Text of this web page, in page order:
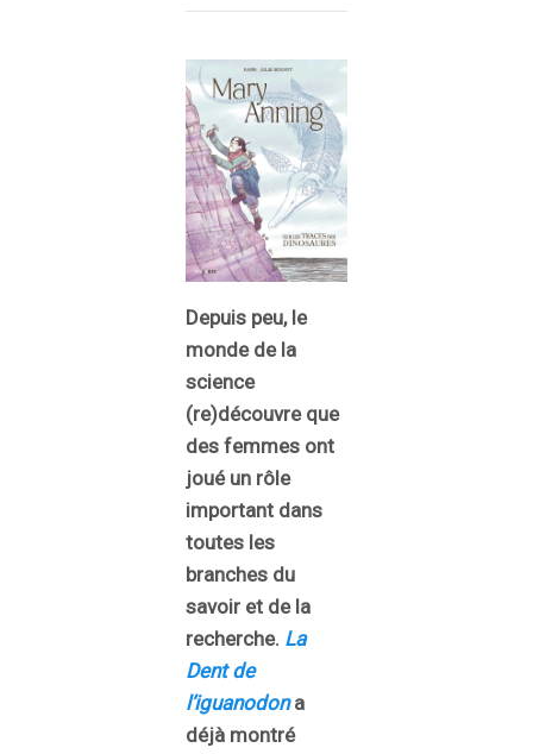
Depuis peu, le
monde de la
science
(re)découvre que
des femmes ont
joué un rôle
important dans
toutes les
branches du
savoir et de la
recherche. La
Dent de
l’iguanodona
déjà montré